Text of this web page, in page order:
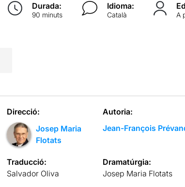
Durada:
90 minuts
Idioma:
Català A
Direcció:
Josep Maria
Flotats
Autoria:
Jean-François
Traducció:
Salvador Oliva
Dramatúrgia:
Josep Maria Flotats